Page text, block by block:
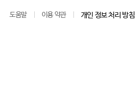
도움말 이용 약관 개인 정보 처리 방침